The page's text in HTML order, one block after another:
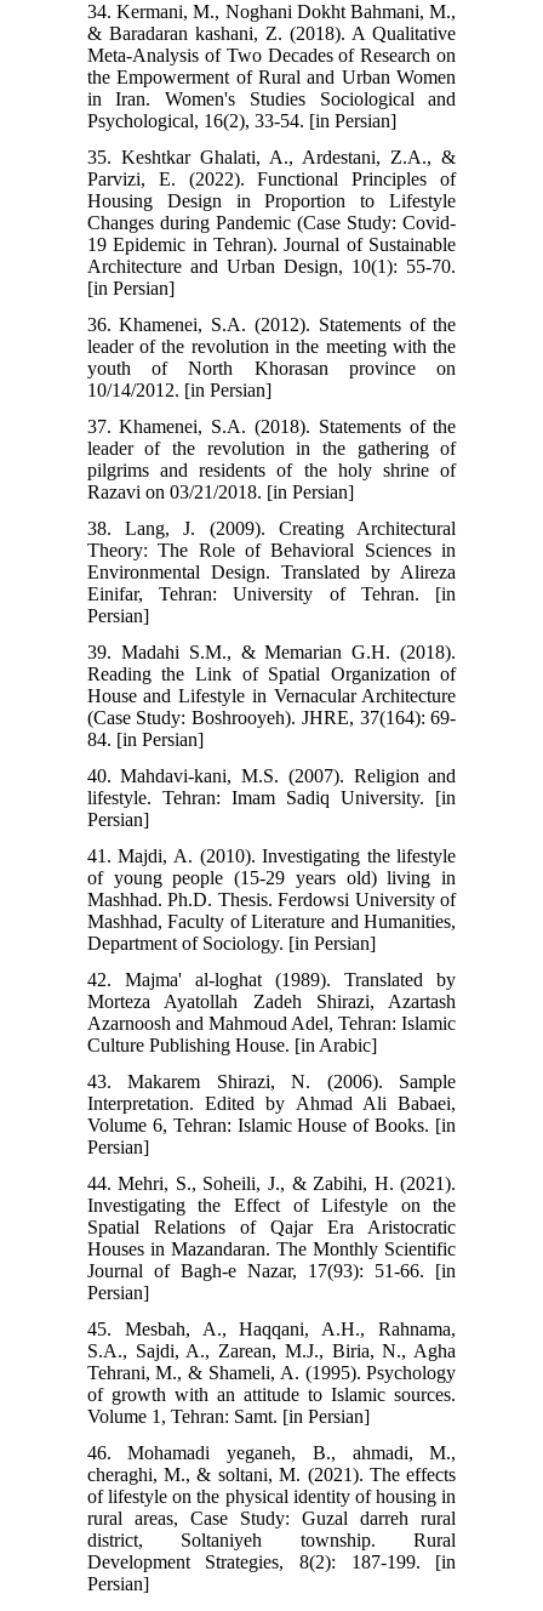
34. Kermani, M., Noghani Dokht Bahmani, M.,
& Baradaran kashani, Z. (2018). A Qualitative
Meta-Analysis of Two Decades of Research on
the Empowerment of Rural and Urban Women
in Iran. Women's Studies Sociological and
Psychological, 16(2), 33-54. [in Persian]
35. Keshtkar Ghalati, A., Ardestani, Z.A., &
Parvizi, E. (2022). Functional Principles of
Housing Design in Proportion to Lifestyle
Changes during Pandemic (Case Study: Covid-
19 Epidemic in Tehran). Journal of Sustainable
Architecture and Urban Design, 10(1): 55-70.
[in Persian]
36. Khamenei, S.A. (2012). Statements of the
leader of the revolution in the meeting with the
youth of North Khorasan province on
10/14/2012. [in Persian]
37. Khamenei, S.A. (2018). Statements of the
leader of the revolution in the gathering of
pilgrims and residents of the holy shrine of
Razavi on 03/21/2018. [in Persian]
38. Lang, J. (2009). Creating Architectural
Theory: The Role of Behavioral Sciences in
Environmental Design. Translated by Alireza
Einifar, Tehran: University of Tehran. [in
Persian]
39. Madahi S.M., & Memarian G.H. (2018).
Reading the Link of Spatial Organization of
House and Lifestyle in Vernacular Architecture
(Case Study: Boshrooyeh). JHRE, 37(164): 69-
84. [in Persian]
40. Mahdavi-kani, M.S. (2007). Religion and
lifestyle. Tehran: Imam Sadiq University. [in
Persian]
41. Majdi, A. (2010). Investigating the lifestyle
of young people (15-29 years old) living in
Mashhad. Ph.D. Thesis. Ferdowsi University of
Mashhad, Faculty of Literature and Humanities,
Department of Sociology. [in Persian]
42. Majma' al-loghat (1989). Translated by
Morteza Ayatollah Zadeh Shirazi, Azartash
Azarnoosh and Mahmoud Adel, Tehran: Islamic
Culture Publishing House. [in Arabic]
43. Makarem Shirazi, N. (2006). Sample
Interpretation. Edited by Ahmad Ali Babaei,
Volume 6, Tehran: Islamic House of Books. [in
Persian]
44. Mehri, S., Soheili, J., & Zabihi, H. (2021).
Investigating the Effect of Lifestyle on the
Spatial Relations of Qajar Era Aristocratic
Houses in Mazandaran. The Monthly Scientific
Journal of Bagh-e Nazar, 17(93): 51-66. [in
Persian]
45. Mesbah, A., Haqqani, A.H., Rahnama,
S.A., Sajdi, A., Zarean, M.J., Biria, N., Agha
Tehrani, M., & Shameli, A. (1995). Psychology
of growth with an attitude to Islamic sources.
Volume 1, Tehran: Samt. [in Persian]
46. Mohamadi yeganeh, B., ahmadi, M.,
cheraghi, M., & soltani, M. (2021). The effects
of lifestyle on the physical identity of housing in
rural areas, Case Study: Guzal darreh rural
district, Soltaniyeh township. Rural
Development Strategies, 8(2): 187-199. [in
Persian]